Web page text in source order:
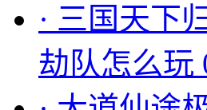
· 三国天下
劫队怎么玩